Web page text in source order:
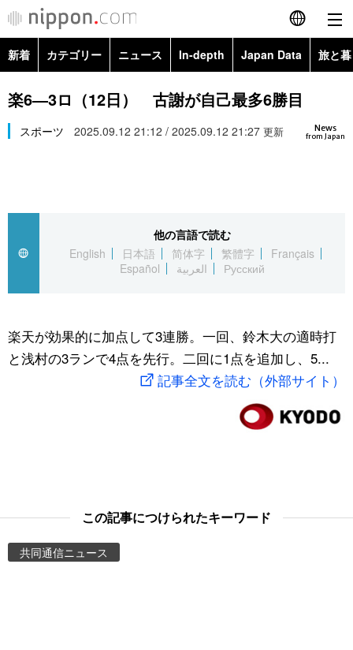
English
简体字
繁體字
العربية
社会
スポーツ・東京2020
旅と暮らし
Images
新着 カテゴリー ニュース In-depth Japan Data 旅と
政治・外交
経済・ビジネス
社会
文化
科学・技術
暮らし
Topics
Images
お知らせ
楽6―3ロ（12日） 古謝が自己最多6勝目
News
from Japan
スポーツ 2025.09.12 21:12 / 2025.09.12 21:27 更新
他の言語で読む
English
日本語 简体字 繁體字
Français
Español
العربية Русский
楽天が効果的に加点して3連勝。一回、鈴木大の適時打
と浅村の3ランで4点を先行。二回に1点を追加し、5...
記事全文を読む（外部サイト）
この記事につけられたキーワード
共同通信ニュース